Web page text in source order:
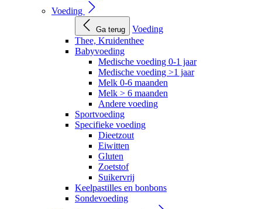
Voeding
Ga terug
Voeding
Thee, Kruidenthee
Babyvoeding
Medische voeding 0-1 jaar
Medische voeding >1 jaar
Melk 0-6 maanden
Melk > 6 maanden
Andere voeding
Sportvoeding
Specifieke voeding
Dieetzout
Eiwitten
Gluten
Zoetstof
Suikervrij
Keelpastilles en bonbons
Sondevoeding